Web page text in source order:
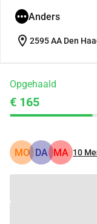
Anders
location_on 2595 AA Den
Opgehaald
€ 165
MO DA MA 10